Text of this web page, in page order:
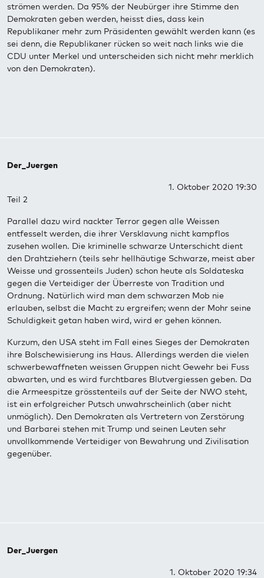
strömen werden. Da 95% der Neubürger ihre Stimme den
Demokraten geben werden, heisst dies, dass kein
Republikaner mehr zum Präsidenten gewählt werden kann (es
sei denn, die Republikaner rücken so weit nach links wie die
CDU unter Merkel und unterscheiden sich nicht mehr merklich
von den Demokraten).
Der_Juergen
1. Oktober 2020 19:30
Teil 2
Parallel dazu wird nackter Terror gegen alle Weissen
entfesselt werden, die ihrer Versklavung nicht kampflos
zusehen wollen. Die kriminelle schwarze Unterschicht dient
den Drahtziehern (teils sehr hellhäutige Schwarze, meist aber
Weisse und grossenteils Juden) schon heute als Soldateska
gegen die Verteidiger der Überreste von Tradition und
Ordnung. Natürlich wird man dem schwarzen Mob nie
erlauben, selbst die Macht zu ergreifen; wenn der Mohr seine
Schuldigkeit getan haben wird, wird er gehen können.
Kurzum, den USA steht im Fall eines Sieges der Demokraten
ihre Bolschewisierung ins Haus. Allerdings werden die vielen
schwerbewaffneten weissen Gruppen nicht Gewehr bei Fuss
abwarten, und es wird furchtbares Blutvergiessen geben. Da
die Armeespitze grösstenteils auf der Seite der NWO steht,
ist ein erfolgreicher Putsch unwahrscheinlich (aber nicht
unmöglich). Den Demokraten als Vertretern von Zerstörung
und Barbarei stehen mit Trump und seinen Leuten sehr
unvollkommende Verteidiger von Bewahrung und Zivilisation
gegenüber.
Der_Juergen
1. Oktober 2020 19:34